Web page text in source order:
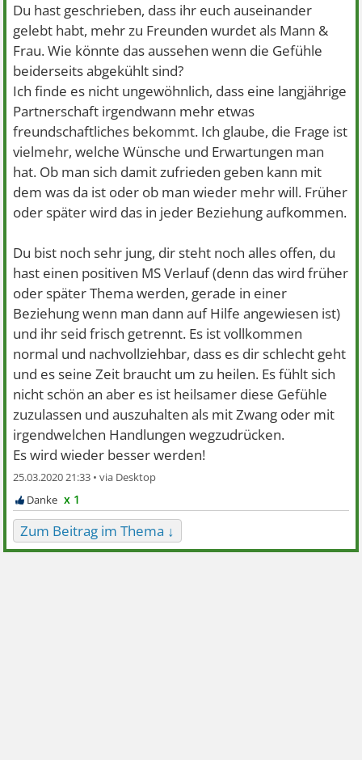
Du hast geschrieben, dass ihr euch auseinander
gelebt habt, mehr zu Freunden wurdet als Mann &
Frau. Wie könnte das aussehen wenn die Gefühle
beiderseits abgekühlt sind?
Ich finde es nicht ungewöhnlich, dass eine langjährige
Partnerschaft irgendwann mehr etwas
freundschaftliches bekommt. Ich glaube, die Frage ist
vielmehr, welche Wünsche und Erwartungen man
hat. Ob man sich damit zufrieden geben kann mit
dem was da ist oder ob man wieder mehr will. Früher
oder später wird das in jeder Beziehung aufkommen.
Du bist noch sehr jung, dir steht noch alles offen, du
hast einen positiven MS Verlauf (denn das wird früher
oder später Thema werden, gerade in einer
Beziehung wenn man dann auf Hilfe angewiesen ist)
und ihr seid frisch getrennt. Es ist vollkommen
normal und nachvollziehbar, dass es dir schlecht geht
und es seine Zeit braucht um zu heilen. Es fühlt sich
nicht schön an aber es ist heilsamer diese Gefühle
zuzulassen und auszuhalten als mit Zwang oder mit
irgendwelchen Handlungen wegzudrücken.
Es wird wieder besser werden!
25.03.2020 21:33 •
x 1
Zum Beitrag im Thema ↓